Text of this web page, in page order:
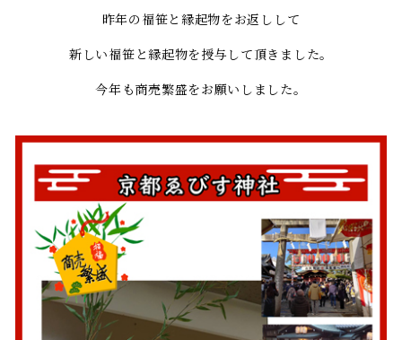
昨年の福笹と縁起物をお返しして
新しい福笹と縁起物を授与して頂きました。
今年も商売繁盛をお願いしました。